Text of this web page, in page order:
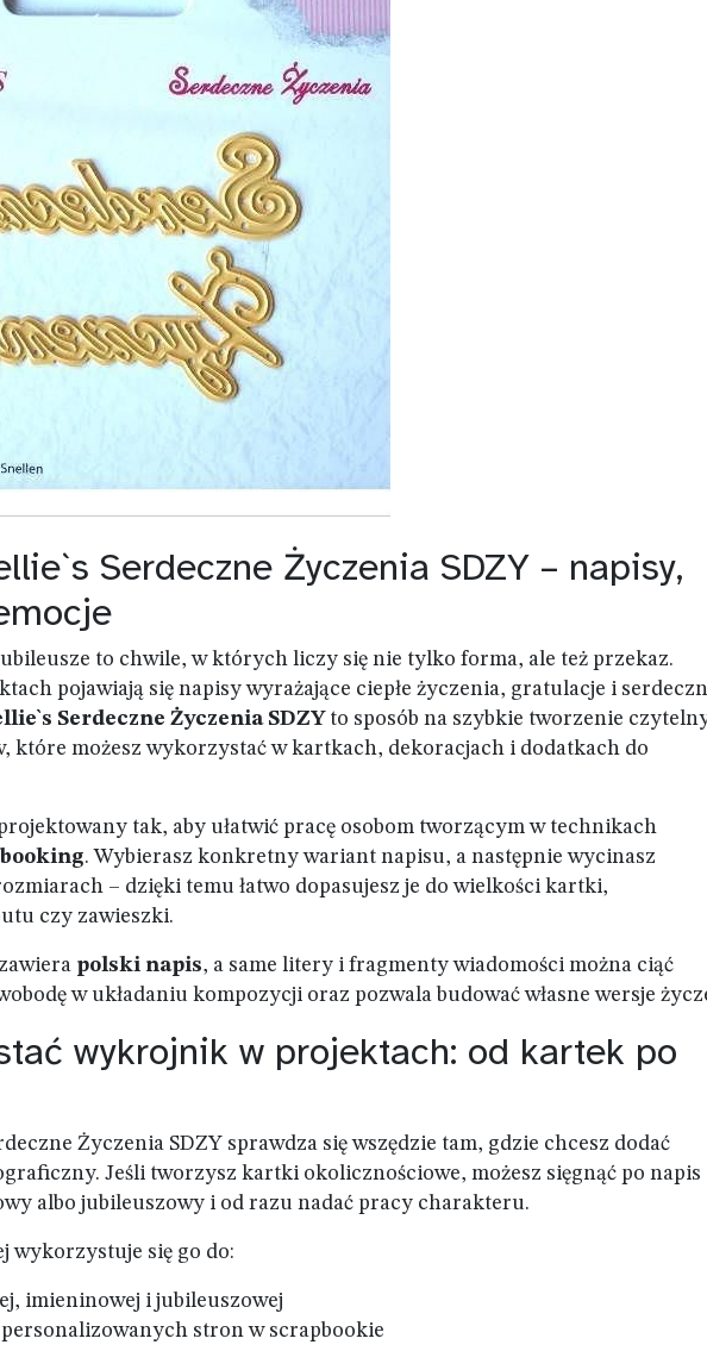
Serdeczne Życzenia SDZY – napisy,
to chwile, w których liczy się nie tylko forma, ale też przekaz.
pojawiają się napisy wyrażające ciepłe życzenia, gratulacje i
Serdeczne Życzenia SDZYto sposób na szybkie tworzenie
które możesz wykorzystać w kartkach, dekoracjach i dodatkach do
tak, aby ułatwić pracę osobom tworzącym w technikach
. Wybierasz konkretny wariant napisu, a następnie wycinasz
– dzięki temu łatwo dopasujesz je do wielkości kartki,
czy zawieszki.
polski napis, a same litery i fragmenty wiadomości można ciąć
w układaniu kompozycji oraz pozwala budować własne wersje
wykrojnik w projektach: od kartek po
Życzenia SDZY sprawdza się wszędzie tam, gdzie chcesz dodać
Jeśli tworzysz kartki okolicznościowe, możesz sięgnąć po napis
albo jubileuszowy i od razu nadać pracy charakteru.
wykorzystuje się go do:
imieninowej i jubileuszowej
stron w scrapbookie